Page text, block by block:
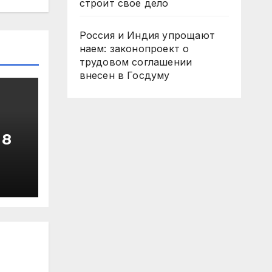
строит свое дело
Россия и Индия упрощают
наем: законопроект о
трудовом соглашении
внесен в Госдуму